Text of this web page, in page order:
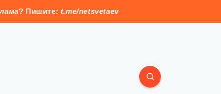
? Пишите: t.me/netsvetaev